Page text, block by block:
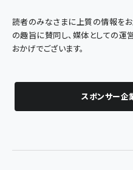
読者のみなさまに上質の情報を
の趣旨に賛同し、媒体としての運
おかげでございます。
スポンサー企